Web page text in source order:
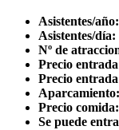
Asistentes/año:
Asistentes/día:
Nº de
Precio
Precio
Aparcamiento:
Precio comida:
Se puede